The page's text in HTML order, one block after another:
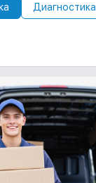
Диагностика